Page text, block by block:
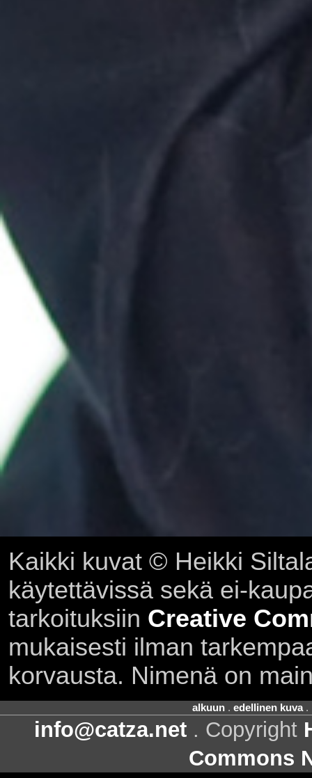
Kaikki kuvat © Heikki
käytettävissä sekä ei-
tarkoituksiin Creative
mukaisesti ilman
korvausta. Nimenä on
alkuun. edellinen kuva.
info@catza.net . Copyright
Commons